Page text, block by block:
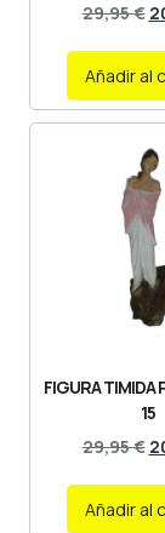
29,95€
Añadir al
FIGURA TIMIDA
15
29,95€
Añadir al